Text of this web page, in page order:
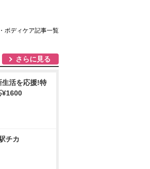
ボディケア記事一覧
さらに見る
生活を応援!特
¥1600
チカ